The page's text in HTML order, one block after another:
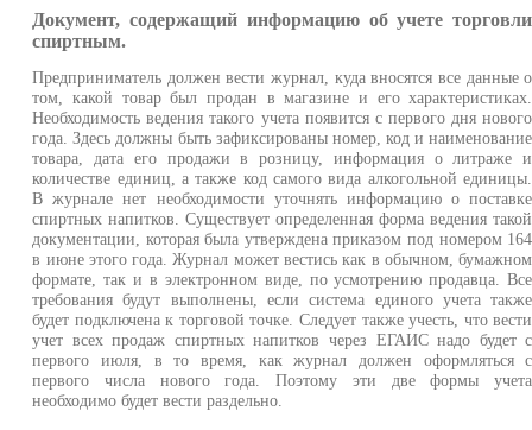
Документ, содержащий информацию об учете торговли
спиртным.
Предприниматель должен вести журнал, куда вносятся все данные о
том, какой товар был продан в магазине и его характеристиках.
Необходимость ведения такого учета появится с первого дня нового
года. Здесь должны быть зафиксированы номер, код и наименование
товара, дата его продажи в розницу, информация о литраже и
количестве единиц, а также код самого вида алкогольной единицы.
В журнале нет необходимости уточнять информацию о поставке
спиртных напитков. Существует определенная форма ведения такой
документации, которая была утверждена приказом под номером 164
в июне этого года. Журнал может вестись как в обычном, бумажном
формате, так и в электронном виде, по усмотрению продавца. Все
требования будут выполнены, если система единого учета также
будет подключена к торговой точке. Следует также учесть, что вести
учет всех продаж спиртных напитков через ЕГАИС надо будет с
первого июля, в то время, как журнал должен оформляться с
первого числа нового года. Поэтому эти две формы учета
необходимо будет вести раздельно.